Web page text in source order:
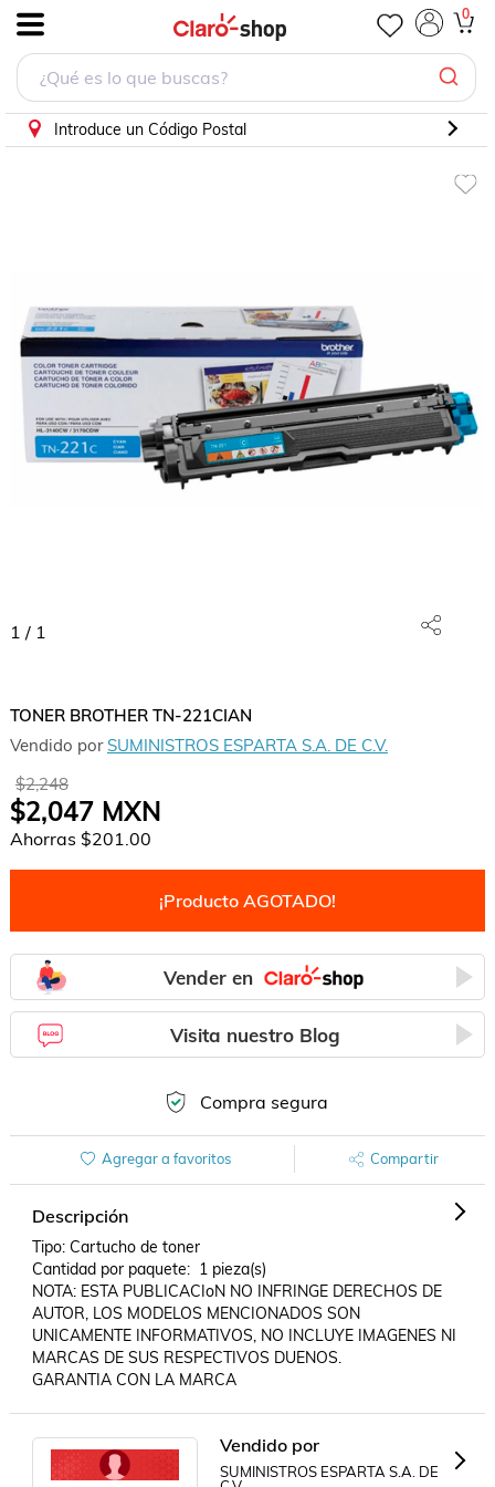
0
Introduce un Código Postal
1 / 1
TONER BROTHER TN-221CIAN
Vendido por SUMINISTROS ESPARTA S.A. DE C.V.
$2,248
$2,047MXN
Ahorras $201.00
¡Producto AGOTADO!
Vender en
Visita nuestro Blog
Compra segura
Agregar a favoritos Compartir
Descripción
Tipo: Cartucho de toner
Cantidad por paquete:  1 pieza(s)
NOTA: ESTA PUBLICACIoN NO INFRINGE DERECHOS DE
AUTOR, LOS MODELOS MENCIONADOS SON
UNICAMENTE INFORMATIVOS, NO INCLUYE IMAGENES NI
MARCAS DE SUS RESPECTIVOS DUENOS.
GARANTIA CON LA MARCA
Vendido por
SUMINISTROS ESPARTA S.A. DE